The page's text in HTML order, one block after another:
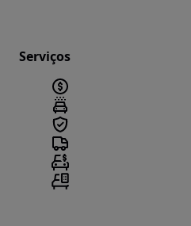
Serviços